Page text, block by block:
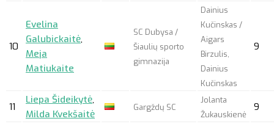
10
Evelina
Galubickaitė,
Meja
Matiukaite
SC Dubysa /
Šiaulių sporto
gimnazija
Dainius
Kučinskas /
Aigars
Birzulis,
Dainius
Kučinskas
9
11
Liepa Šideikytė,
Milda Kvekšaitė
Gargždų SC
Jolanta
Žukauskienė
9